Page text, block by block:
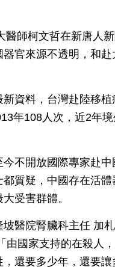
醫師柯文哲在新唐人
器官來源不透明，和
新資料，台灣赴陸移
年108人次，近2年
今不開放國際專家赴
都質疑，中國存在活
受害群體。
醫院腎臟科主任 加
由國家支持的在殺人
，還要多少年，還要